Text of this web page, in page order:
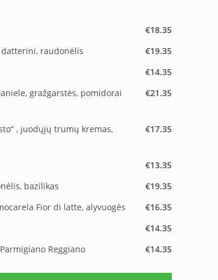
€18.35
raudonėlis
€19.35
€14.35
gražgarstės, pomidorai
€21.35
, juodųjų trumų kremas,
€17.35
€13.35
bazilikas
€19.35
Fior di latte, alyvuogės
€16.35
€14.35
Reggiano
€14.35